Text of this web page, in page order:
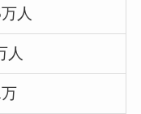
人
人